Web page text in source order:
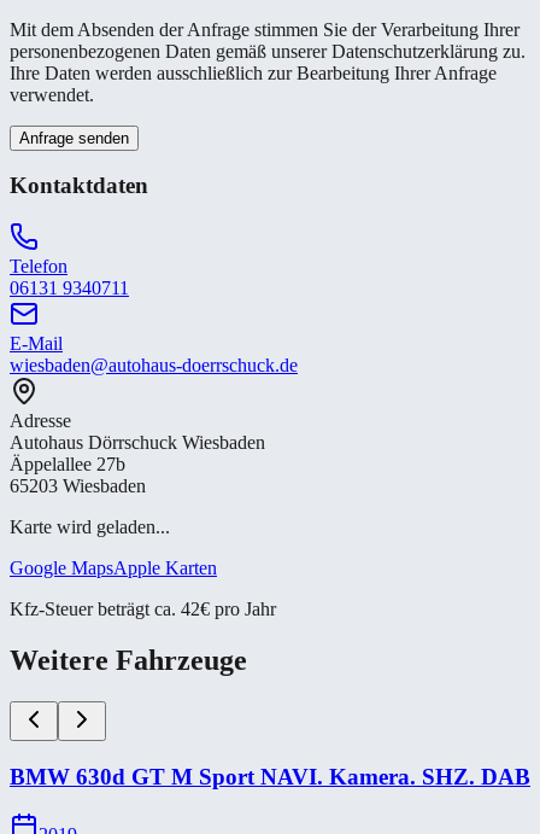
Mit dem Absenden der Anfrage stimmen Sie der Verarbeitung Ihrer
personenbezogenen Daten gemäß unserer Datenschutzerklärung zu.
Ihre Daten werden ausschließlich zur Bearbeitung Ihrer Anfrage
verwendet.
Anfrage senden
Kontaktdaten
Telefon
06131 9340711
E-Mail
wiesbaden@autohaus-doerrschuck.de
Adresse
Autohaus Dörrschuck Wiesbaden
Äppelallee 27b
65203 Wiesbaden
Karte wird geladen...
Google MapsApple Karten
Kfz-Steuer beträgt ca. 42€ pro Jahr
Weitere Fahrzeuge
BMW 630d GT M Sport NAVI. Kamera. SHZ. DAB